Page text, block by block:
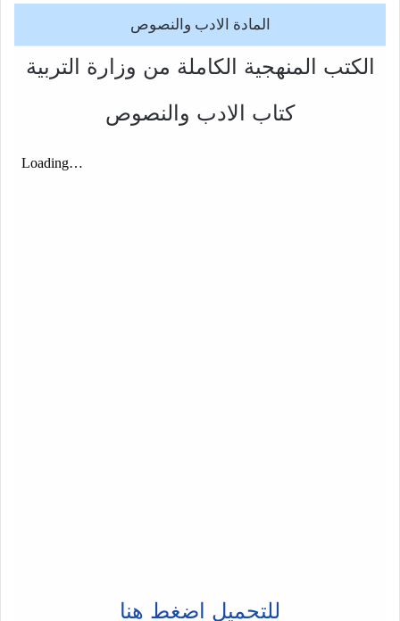
المادة الادب والنصوص
الكتب المنهجية الكاملة من وزارة التربية
كتاب الادب والنصوص
للتحميل اضغط هنا